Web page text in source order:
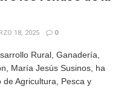
18, 2025 0
Rural, Ganadería,
María Jesús Susinos, ha
de Agricultura, Pesca y